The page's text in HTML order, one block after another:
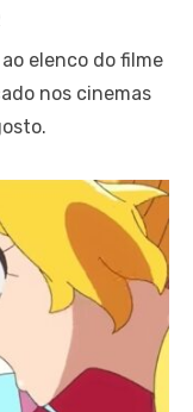
elenco do filme
nos cinemas